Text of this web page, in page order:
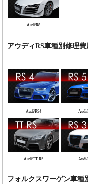
Audi/R8
アウディRS車種別修理
Audi/RS4 Audi/
Audi/TT RS Audi/
フォルクスワーゲン車種